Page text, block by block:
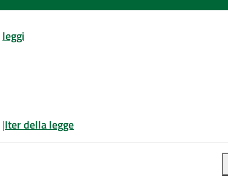
leggi
|Iter della legge